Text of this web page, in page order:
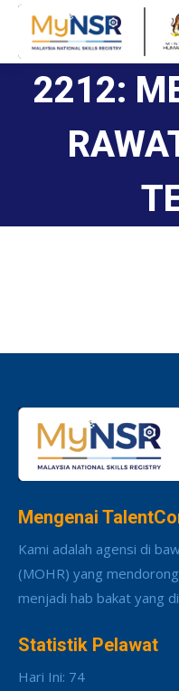
2212:
Mengenai
Kami adalah agensi di
(MOHR) yang
menjadi hab bakat yang
Statistik Pelawat
Hari Ini: 74